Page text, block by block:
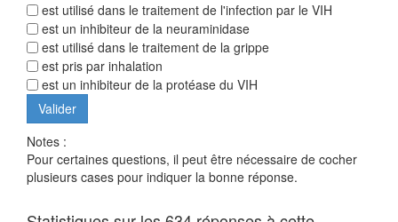
est utilisé dans le traitement de l'infection par le VIH
est un inhibiteur de la neuraminidase
est utilisé dans le traitement de la grippe
est pris par inhalation
est un inhibiteur de la protéase du VIH
Notes :
Pour certaines questions, il peut être nécessaire de cocher
plusieurs cases pour indiquer la bonne réponse.